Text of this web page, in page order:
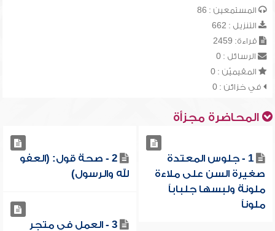
المستمعين : 86
التنزيل : 662
قراءة: 2459
الرسائل : 0
المقيميّن : 0
في خزائن : 0
المحاضرة مجزأة
1 - جلوس المعتدة
صغيرة السن على ملاءة
ملونة ولبسها جلباباً
ملوناً
2 - صحة قول: (العفو
لله والرسول)
3 - العمل في متجر